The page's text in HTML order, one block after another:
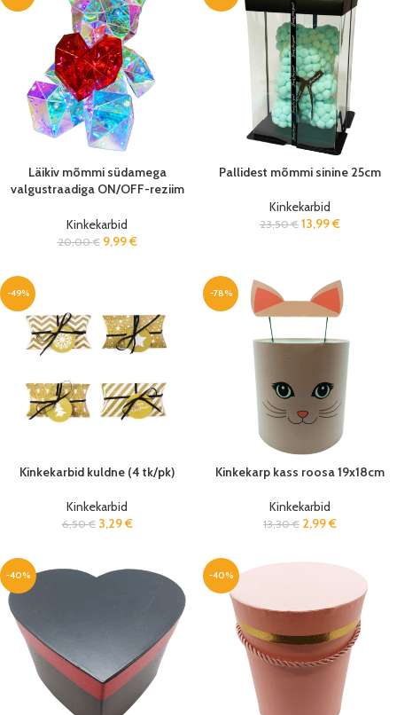
Läikiv mõmmi südamega
valgustraadiga ON/OFF-reziim
Kinkekarbid
20,00€ 9,99€
Pallidest mõmmi sinine 25cm
Kinkekarbid
23,50€ 13,99€
-49%
Kinkekarbid kuldne (4 tk/pk)
Kinkekarbid
6,50€ 3,29€
-78%
Kinkekarp kass roosa 19x18cm
Kinkekarbid
13,30€ 2,99€
-40% -40%